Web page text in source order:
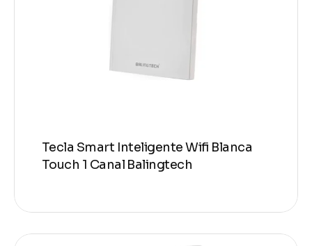
Tecla Smart Inteligente Wifi Blanca
Touch 1 Canal Balingtech